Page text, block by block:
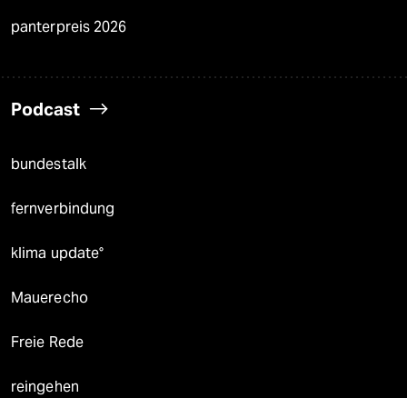
panterpreis 2026
Podcast
bundestalk
fernverbindung
klima update°
Mauerecho
Freie Rede
reingehen